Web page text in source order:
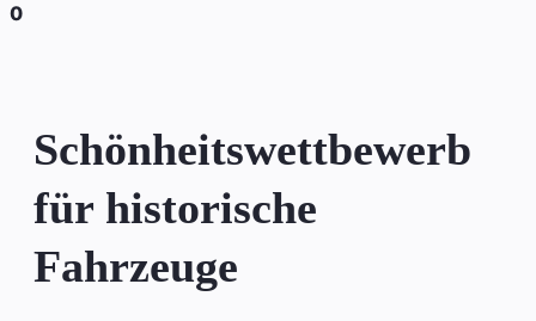
0
Schönheitswettbewerb
für historische
Fahrzeuge